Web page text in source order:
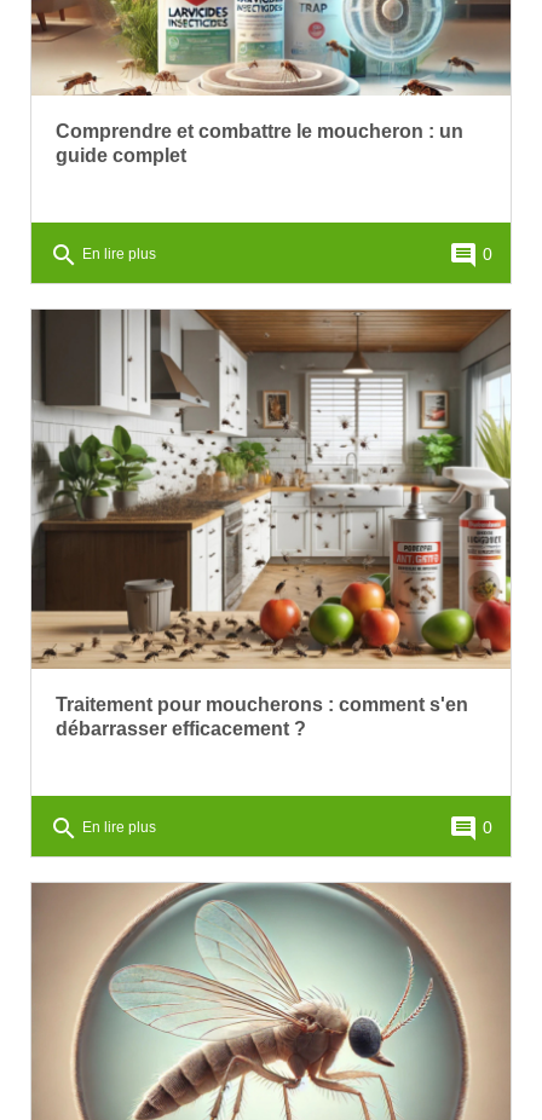
Comprendre et combattre le moucheron : un
guide complet
search En lire plus comment 0
Traitement pour moucherons : comment s'en
débarrasser efficacement ?
search En lire plus comment 0